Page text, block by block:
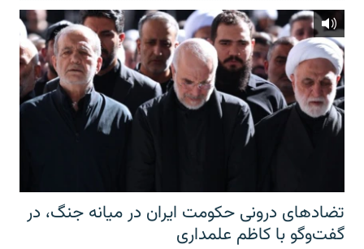
تضادهای درونی حکومت ایران در میانه جنگ، در
گفت‌‌وگو با کاظم علمداری